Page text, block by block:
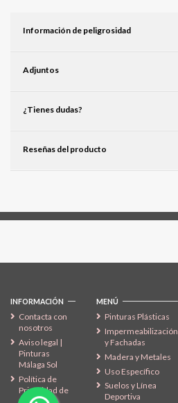
Información de peligrosidad
Adjuntos
¿Tienes dudas?
Reseñas del producto
INFORMACIÓN
Contacta con
nosotros
Aviso legal |
Pinturas
Málaga Sol
Política de
Privacidad de
MENÚ
Pinturas Plásticas
Impermeabilización
y Fachadas
Madera y Metales
Uso Específico
Suelos y Línea
Deportiva